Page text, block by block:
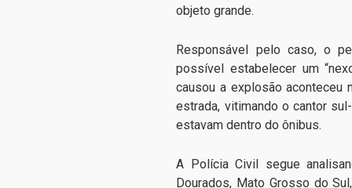
objeto grande.
Responsável pelo caso, o
possível estabelecer um
causou a explosão aconteceu
estrada, vitimando o cantor
estavam dentro do ônibus.
A Polícia Civil segue
Dourados, Mato Grosso do